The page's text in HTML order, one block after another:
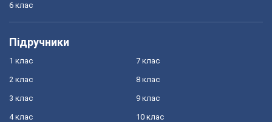
6 клас
Підручники
1 клас
2 клас
3 клас
4 клас
7 клас
8 клас
9 клас
10 клас